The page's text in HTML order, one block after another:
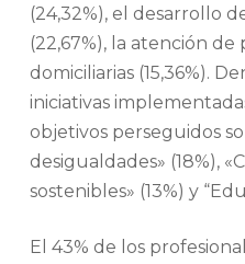
(24,32%), el desarrollo
(22,67%), la atención de
domiciliarias (15,36%).
iniciativas
objetivos perseguidos
desigualdades» (18%),
sostenibles» (13%) y
El 43% de los